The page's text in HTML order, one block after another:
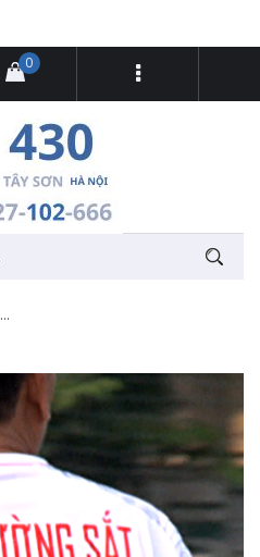
0
Ghi hình và dựng video trận bóng đá của